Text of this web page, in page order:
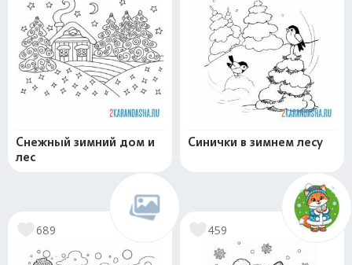
Снежный зимний дом и
лес
Синички в зимнем лесу
689 459